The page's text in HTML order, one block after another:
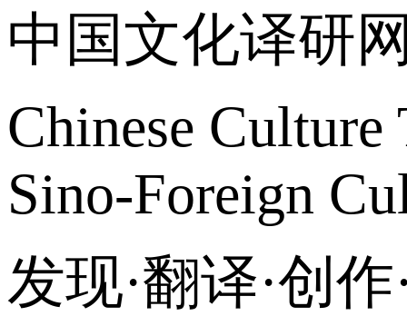
中国文化译研
Chinese
Sino-Foreign
发现·翻译·创